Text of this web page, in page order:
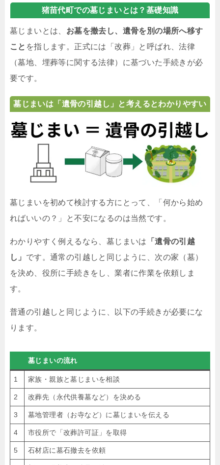
猪苗代町での墓じまいとは？基礎知識
墓じまいとは、 お墓を撤去し、遺骨を別の場所へ移す
こと を指します。正式には「改葬」と呼ばれ、法律
（墓地、埋葬等に関する法律）に基づいた手続きが必
要です。
墓じまいは「遺骨の引越し」と考えるとわかりやすい
墓じまいを初めて検討する方にとって、「何から始め
ればいいの？」と不安になるのは当然です。
わかりやすく例えるなら、墓じまいは
「遺骨の引越
し」 です。通常の引越しと同じように、次の家（墓）
を決め、役所に手続きをし、業者に作業を依頼しま
す。
普通の引越しと同じように、以下の手続きが必要にな
ります。
墓じまいの流れ
1 家族・親族と墓じまいを相談
2 改葬先（永代供養墓など）を決める
3 墓地管理者（お寺など）に墓じまいを伝える
4 市役所で「改葬許可証」を取得
5 石材店に墓石撤去を依頼